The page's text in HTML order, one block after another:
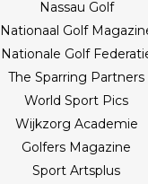
Nassau Golf
Nationaal Golf
Nationale Golf
The Sparring Partners
World Sport Pics
Wijkzorg Academie
Golfers Magazine
Sport Artsplus